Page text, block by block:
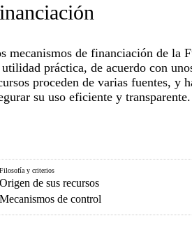
mecanismos de financiación de la
utilidad práctica, de acuerdo con
proceden de varias fuentes, y
su uso eficiente y transparente.
Filosofía y criterios
Origen de sus recursos
Mecanismos de control